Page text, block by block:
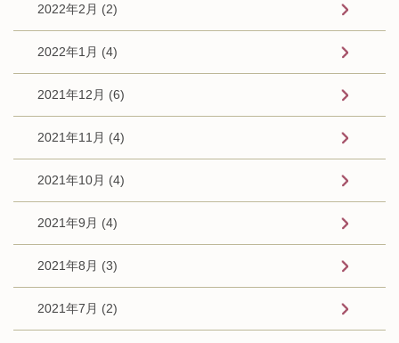
2022年2月 (2)
2022年1月 (4)
2021年12月 (6)
2021年11月 (4)
2021年10月 (4)
2021年9月 (4)
2021年8月 (3)
2021年7月 (2)